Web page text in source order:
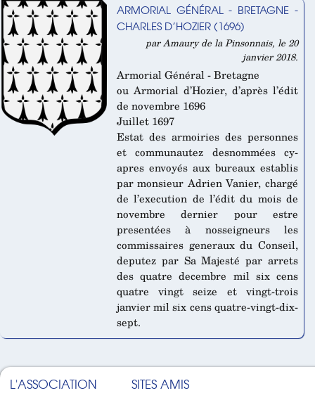
ARMORIAL GÉNÉRAL - BRETAGNE -
CHARLES D’HOZIER (1696)
par Amaury de la Pinsonnais, le 20
janvier 2018.
Armorial Général - Bretagne
ou Armorial d’Hozier, d’après l’édit
de novembre 1696
Juillet 1697
Estat des armoiries des personnes
et communautez desnommées cy-
apres envoyés aux bureaux establis
par monsieur Adrien Vanier, chargé
de l’execution de l’édit du mois de
novembre dernier pour estre
presentées à nosseigneurs les
commissaires generaux du Conseil,
deputez par Sa Majesté par arrets
des quatre decembre mil six cens
quatre vingt seize et vingt-trois
janvier mil six cens quatre-vingt-dix-
sept.
L'ASSOCIATION SITES AMIS